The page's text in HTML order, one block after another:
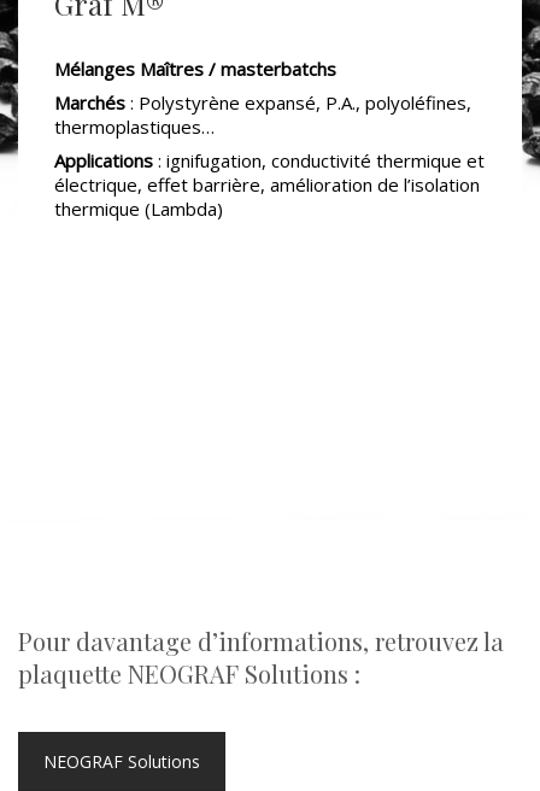
Mélanges Maîtres / masterbatchs
Marchés : Polystyrène expansé, P.A., polyoléfines,
thermoplastiques…
Applications : ignifugation, conductivité thermique et
électrique, effet barrière, amélioration de l’isolation
thermique (Lambda)
Pour davantage d’informations, retrouvez la
plaquette NEOGRAF Solutions :
NEOGRAF Solutions